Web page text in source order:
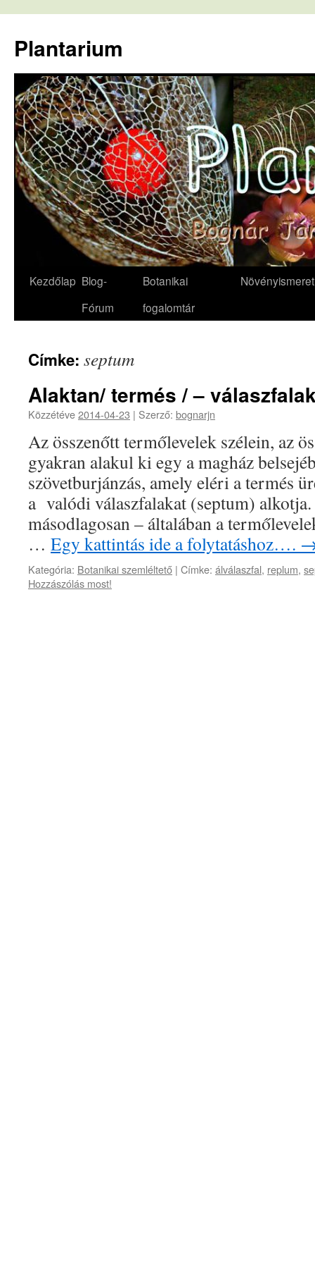
tartalomba
Plantarium
Kezdőlap Blog-
Fórum
Botanikai
fogalomtár
Növényismeret
Címke: septum
Alaktan/ termés / –
Közzétéve2014-04-23 | Szerző: bognarjn
Az összenőtt termőlevelek szélein, az
gyakran alakul ki egy a magház
szövetburjánzás, amely eléri a termés
a valódi válaszfalakat (septum)
másodlagosan – általában a
… Egy kattintás ide a folytatáshoz….
Kategória: Botanikai szemléltető | Címke: álválaszfal, replum,
Hozzászólás most!